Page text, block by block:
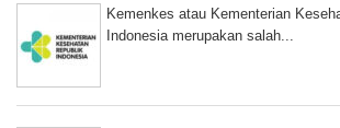
Kemenkes atau Kementerian
Indonesia merupakan salah...